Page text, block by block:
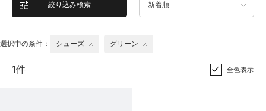
絞り込み検索 新着順
選択中の条件： シューズ グリーン
1件 全色表示